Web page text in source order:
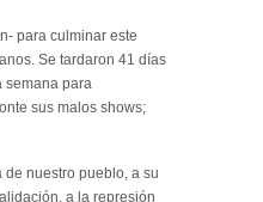
para culminar este
Se tardaron 41 días
semana para
sus malos shows;
nuestro pueblo, a su
a la represión